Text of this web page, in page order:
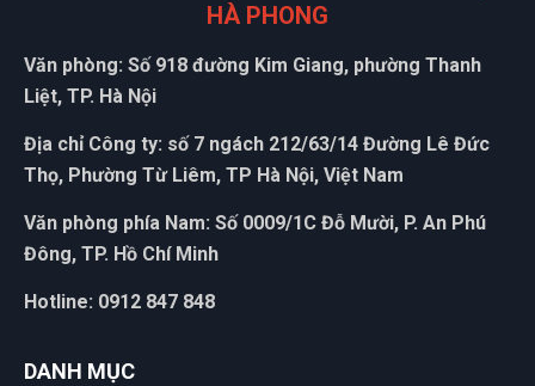
HÀ PHONG
Văn phòng: Số 918 đường Kim Giang, phường Thanh
Liệt, TP. Hà Nội
Địa chỉ Công ty: số 7 ngách 212/63/14 Đường Lê Đức
Thọ, Phường Từ Liêm, TP Hà Nội, Việt Nam
Văn phòng phía Nam: Số 0009/1C Đỗ Mười, P. An Phú
Đông, TP. Hồ Chí Minh
Hotline: 0912 847 848
DANH MỤC